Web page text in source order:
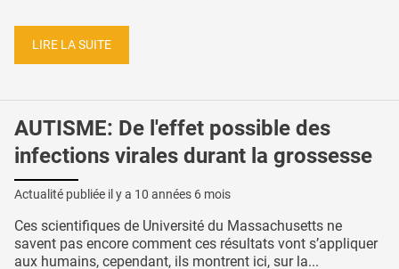
LIRE LA SUITE
AUTISME: De l'effet possible des
infections virales durant la grossesse
Actualité publiée il y a 10 années 6 mois
Ces scientifiques de Université du Massachusetts ne
savent pas encore comment ces résultats vont s’appliquer
aux humains, cependant, ils montrent ici, sur la...